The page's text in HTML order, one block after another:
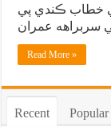
خطاب ڪندي پي
Read More »
Recent Popular